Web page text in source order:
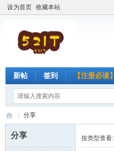
设为首页 收藏本站
新帖 签到 【注册必读】
分享
分享 按类型查看: